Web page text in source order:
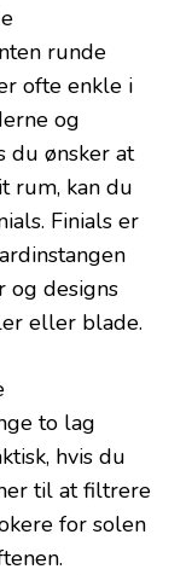
runde
ofte enkle i
og
du ønsker at
rum, kan du
Finials er
og designs
eller blade.
to lag
hvis du
til at filtrere
for solen